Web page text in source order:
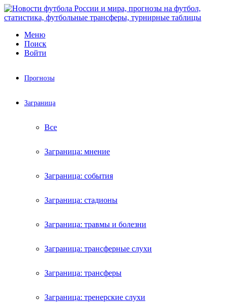
Меню
Поиск
Войти
Прогнозы
Заграница
Все
Заграница: мнение
Заграница: события
Заграница: стадионы
Заграница: травмы и болезни
Заграница: трансферные слухи
Заграница: трансферы
Заграница: тренерские слухи